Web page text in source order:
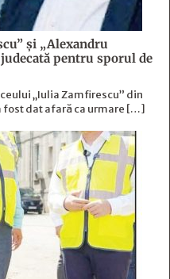
și „Alexandru
pentru sporul de
„Iulia Zamfirescu” din
fost dat afară ca urmare […]